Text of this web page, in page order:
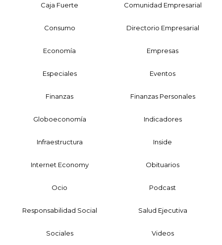
Caja Fuerte Comunidad Empresarial
Consumo Directorio Empresarial
Economía Empresas
Especiales Eventos
Finanzas Finanzas Personales
Globoeconomía Indicadores
Infraestructura Inside
Internet Economy Obituarios
Ocio Podcast
Responsabilidad Social Salud Ejecutiva
Sociales Videos